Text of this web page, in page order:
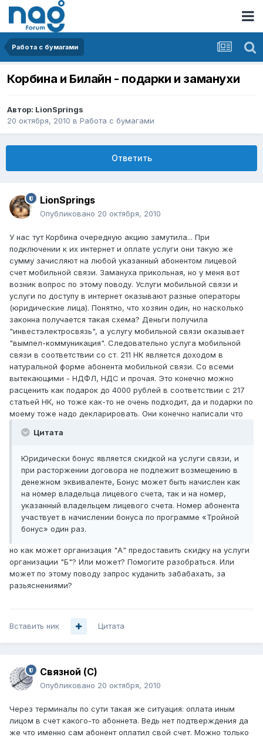
Работа с бумагами
Корбина и Билайн - подарки и заманухи
Автор: LionSprings
20 октября, 2010 в Работа с бумагами
Ответить
LionSprings
Опубликовано 20 октября, 2010
У нас тут Корбина очередную акцию замутила... При
подключении к их интернет и оплате услуги они такую же
сумму зачисляют на любой указанный абонентом лицевой
счет мобильной связи. Замануха прикольная, но у меня вот
возник вопрос по этому поводу. Услуги мобильной связи и
услуги по доступу в интернет оказывают разные операторы
(юридические лица). Понятно, что хозяин один, но насколько
законна получается такая схема? Деньги получила
"инвестэлектросвязь", а услугу мобильной связи оказывает
"вымпел-коммуникация". Следовательно услуга мобильной
связи в соответствии со ст. 211 НК является доходом в
натуральной форме абонента мобильной связи. Со всеми
вытекающими - НДФЛ, НДС и прочая. Это конечно можно
расценить как подарок до 4000 рублей в соответствии с 217
статьей НК, но тоже как-то не очень подходит, да и подарки по
моему тоже надо декларировать. Они конечно написали что
Цитата
Юридически бонус является скидкой на услуги связи, и
при расторжении договора не подлежит возмещению в
денежном эквиваленте, Бонус может быть начислен как
на номер владельца лицевого счета, так и на номер,
указанный владельцем лицевого счета. Номер абонента
участвует в начислении бонуса по программе «Тройной
бонус» один раз.
но как может организация "А" предоставить скидку на услуги
организации "Б"? Или может? Помогите разобраться. Или
может по этому поводу запрос куданить забабахать, за
разьяснениями?
Вставить ник Цитата
Связной (С)
Опубликовано 20 октября, 2010
Через терминалы по сути такая же ситуация: оплата иным
лицом в счет какого-то абоннета. Ведь нет подтверждения да
же что именно сам абонент оплатил свой счет. Можно только